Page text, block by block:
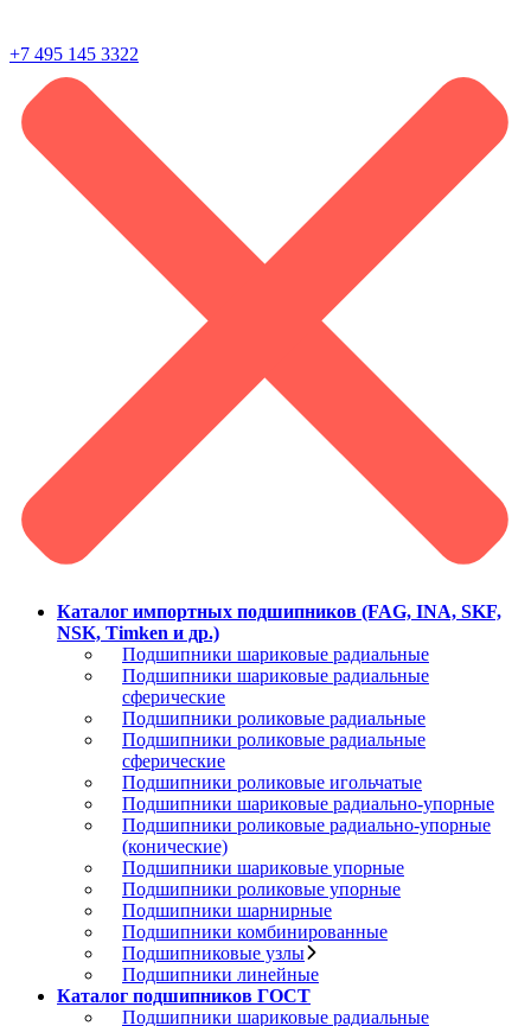
+7 495 145 3322
Каталог импортных подшипников (FAG, INA, SKF,
NSK, Timken и др.)
Подшипники шариковые радиальные
Подшипники шариковые радиальные
сферические
Подшипники роликовые радиальные
Подшипники роликовые радиальные
сферические
Подшипники роликовые игольчатые
Подшипники шариковые радиально-упорные
Подшипники роликовые радиально-упорные
(конические)
Подшипники шариковые упорные
Подшипники роликовые упорные
Подшипники шарнирные
Подшипники комбинированные
Подшипниковые узлы
Подшипники линейные
Каталог подшипников ГОСТ
Подшипники шариковые радиальные